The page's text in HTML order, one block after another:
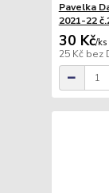
Pavelka
2021-22
30 Kč/ks
25 Kč bez